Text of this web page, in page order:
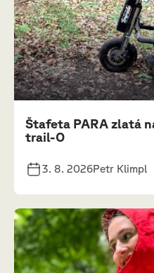
Štafeta PARA zlatá
trail-O
3. 8. 2026Petr Klimpl